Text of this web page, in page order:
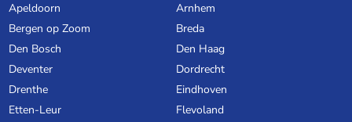
Apeldoorn
Arnhem
Bergen op Zoom
Breda
Den Bosch
Den Haag
Deventer
Dordrecht
Drenthe
Eindhoven
Etten-Leur
Flevoland